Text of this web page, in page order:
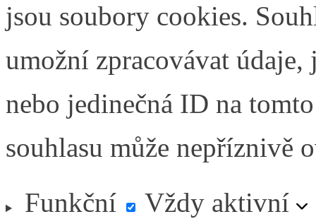
jsou soubory cookies.
umožní zpracovávat
nebo jedinečná ID na
souhlasu může nepříznivě
Funkční
Vždy aktivní